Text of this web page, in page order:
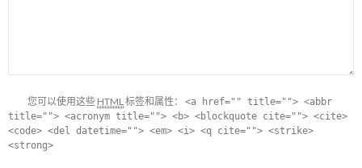
您可以使用这些 HTML标签和属性： <a href="" title=""> <abbr
title=""> <acronym title=""> <b> <blockquote cite=""> <cite>
<code> <del datetime=""> <em> <i> <q cite=""> <strike>
<strong>